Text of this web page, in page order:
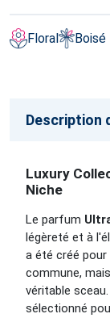
Floral Boisé
Description
Luxury
Niche
Le parfum
légèreté et à
a été créé
commune,
véritable
sélectionné